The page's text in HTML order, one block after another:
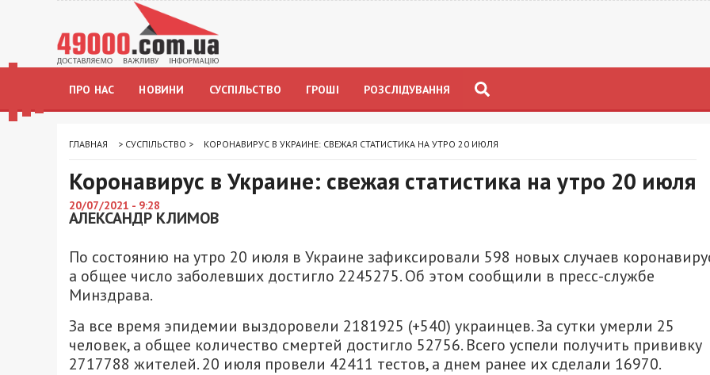
ПРО НАС НОВИНИ СУСПІЛЬСТВО ГРОШІ РОЗСЛІДУВАННЯ
ГЛАВНАЯ > СУСПІЛЬСТВО > КОРОНАВИРУС В УКРАИНЕ: СВЕЖАЯ СТАТИСТИКА НА УТРО 20 ИЮЛЯ
Коронавирус в Украине: свежая статистика на утро 20 июля
20/07/2021 - 9:28
АЛЕКСАНДР КЛИМОВ
По состоянию на утро 20 июля в Украине зафиксировали 598 новых случаев
а общее число заболевших достигло 2245275. Об этом сообщили в пресс-службе
Минздрава.
За все время эпидемии выздоровели 2181925 (+540) украинцев. За сутки умерли 25
человек, а общее количество смертей достигло 52756. Всего успели получить прививку
2717788 жителей. 20 июля провели 42411 тестов, а днем ранее их сделали 16970.